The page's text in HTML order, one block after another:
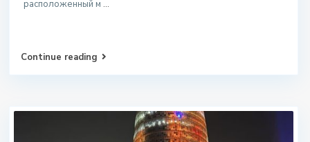
расположенный м ...
Continue reading